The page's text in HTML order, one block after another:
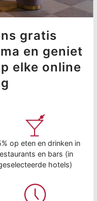
gratis
en geniet
elke online
op eten en drinken in
en bars (in
hotels)